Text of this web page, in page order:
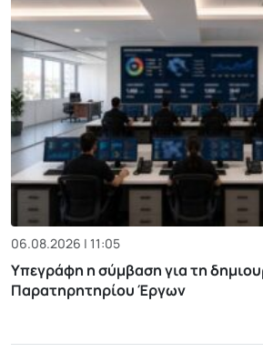
06.08.2026 | 11:05
Υπεγράφη η σύμβαση για τη
Παρατηρητηρίου Έργων